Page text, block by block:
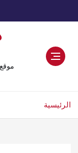
الرئيسية